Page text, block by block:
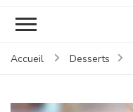
Accueil Desserts